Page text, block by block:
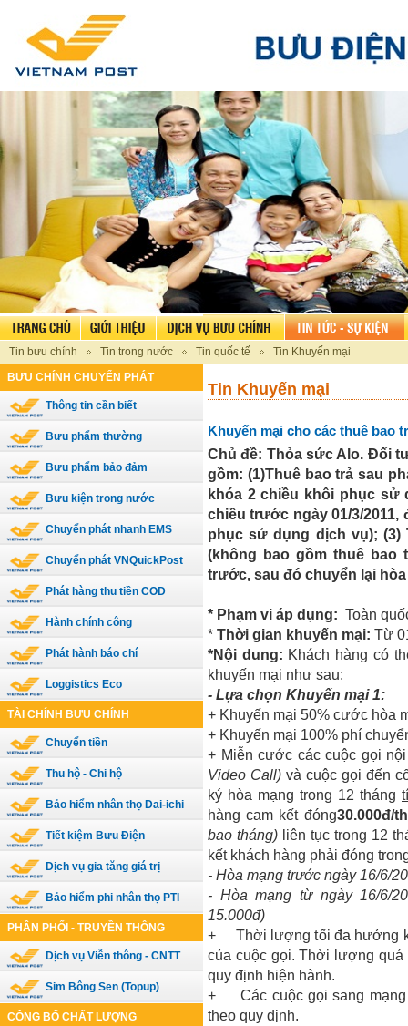
Tin bưu chính Tin trong nước Tin quốc tế
Tin Khuyến mại
BƯU CHÍNH CHUYỂN PHÁT
Thông tin cần biết
Bưu phẩm thường
Bưu phẩm bảo đảm
Bưu kiện trong nước
Chuyển phát nhanh EMS
Chuyển phát VNQuickPost
Phát hàng thu tiền COD
Hành chính công
Phát hành báo chí
Loggistics Eco
TÀI CHÍNH BƯU CHÍNH
Chuyển tiền
Thu hộ - Chi hộ
Bảo hiểm nhân thọ Dai-ichi
Tiết kiệm Bưu Điện
Dịch vụ gia tăng giá trị
Bảo hiểm phi nhân thọ PTI
PHÂN PHỐI - TRUYỀN THÔNG
Dịch vụ Viễn thông - CNTT
Sim Bông Sen (Topup)
CÔNG BỐ CHẤT LƯỢNG
Tin Khuyến mại
Khuyến mại cho các thuê bao
Chủ đề: Thỏa sức Alo. Đối
gồm: (1)Thuê bao trả sau
khóa 2 chiều khôi phục sử
chiều trước ngày 01/3/
phục sử dụng dịch vụ); (3)
(không bao gồm thuê bao
trước, sau đó chuyển lại
* Phạm vi áp dụng: Toàn
* Thời gian khuyến mại: Từ
*Nội dung: Khách hàng có
khuyến mại như sau:
- Lựa chọn Khuyến mại 1:
+ Khuyến mại 50% cước hòa
+ Khuyến mại 100% phí
+ Miễn cước các cuộc gọi
Video Call) và cuộc gọi đến
ký hòa mạng trong 12 tháng
hàng cam kết đóng30.000đ/
bao tháng) liên tục trong 12
kết khách hàng phải đóng
- Hòa mạng trước ngày 16/6/
- Hòa mạng từ ngày 16/6/
15.000đ)
+
Thời lượng tối đa hưởng
của cuộc gọi. Thời lượng quá
quy định hiện hành.
+
Các cuộc gọi sang mạ
theo quy định.